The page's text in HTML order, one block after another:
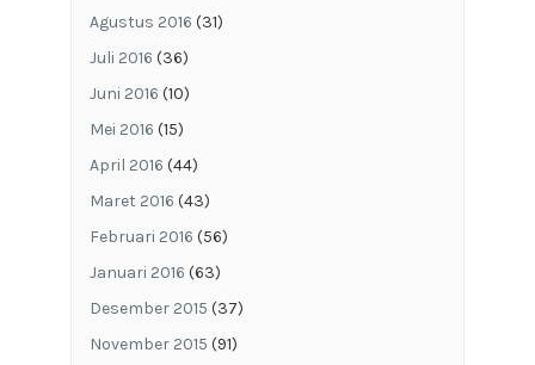
Agustus 2016 (31)
Juli 2016 (36)
Juni 2016 (10)
Mei 2016 (15)
April 2016 (44)
Maret 2016 (43)
Februari 2016 (56)
Januari 2016 (63)
Desember 2015 (37)
November 2015 (91)